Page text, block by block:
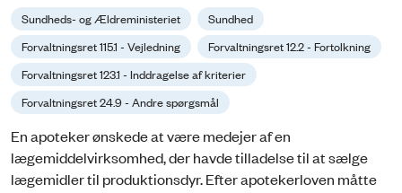
Sundheds- og Ældreministeriet
Sundhed
Forvaltningsret 115.1 - Vejledning
Forvaltningsret 12.2 - Fortolkning
Forvaltningsret 123.1 - Inddragelse af kriterier
Forvaltningsret 24.9 - Andre spørgsmål
En apoteker ønskede at være medejer af en
lægemiddelvirksomhed, der havde tilladelse til at sælge
lægemidler til produktionsdyr. Efter apotekerloven måtte